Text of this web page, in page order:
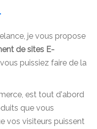
je vous propose
de sites E-
puissiez faire de la
est tout d'abord
que vous
vos visiteurs puissent